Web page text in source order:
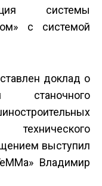
системы
с системой
доклад о
станочного
выступил
Владимир